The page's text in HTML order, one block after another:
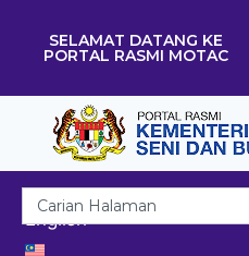
SELAMAT DATANG KE
PORTAL RASMI MOTAC
English